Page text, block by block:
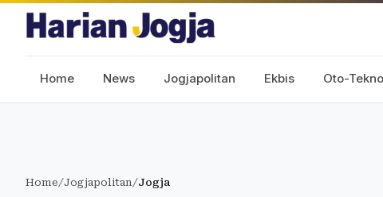
Home News Jogjapolitan Ekbis Oto-Tekno
Home/Jogjapolitan/Jogja